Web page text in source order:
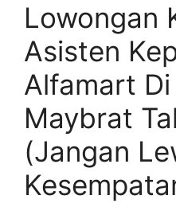
Lowongan
Asisten
Alfamart
Maybrat
(Jangan